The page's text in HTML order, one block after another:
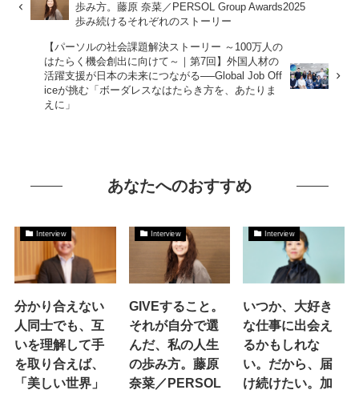
歩み方。藤原 奈菜／PERSOL Group Awards2025
歩み続けるそれぞれのストーリー
【パーソルの社会課題解決ストーリー ～100万人の
はたらく機会創出に向けて～｜第7回】外国人材の
活躍支援が日本の未来につながる──Global Job Off
iceが挑む「ボーダレスなはたらき方を、あたりま
えに」
あなたへのおすすめ
Interview
分かり合えない
人同士でも、互
いを理解して手
を取り合えば、
「美しい世界」
Interview
GIVEすること。
それが自分で選
んだ、私の人生
の歩み方。藤原
奈菜／PERSOL
Interview
いつか、大好き
な仕事に出会え
るかもしれな
い。だから、届
け続けたい。加